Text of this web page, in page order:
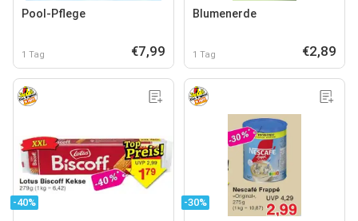
Pool-Pflege
1 Tag €7,99
Blumenerde
1 Tag €2,89
-40% -30%